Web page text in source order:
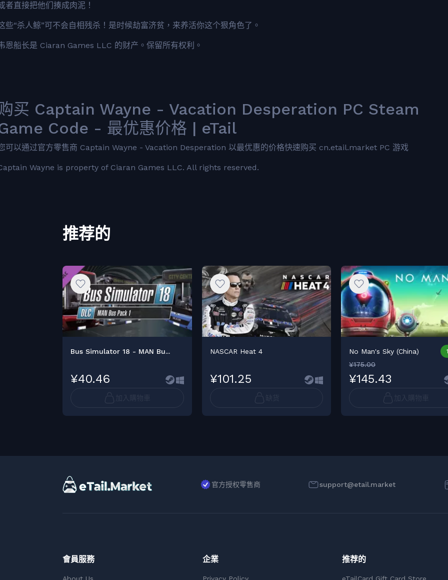
者直接把他们揍成肉泥！
些“杀人鲸”可不会自相残杀！是时候劫富济贫，来养活你这个狠角色了。
恩船长是 Ciaran Games LLC 的财产。保留所有权利。
买 Captain Wayne - Vacation Desperation PC Steam
Code - 最优惠价格 | eTail
可以通过官方零售商 Captain Wayne - Vacation Desperation 以最优惠的价格快速购买 cn.etail.market PC 游戏
Wayne is property of Ciaran Games LLC. All rights reserved.
推荐的
Bus Simulator 18 - MAN Bu...
¥40.46
加入購物車
NASCAR Heat 4
¥101.25
缺货
No Man's Sky (China)
¥175.00
¥145.43
加入購物車
官方授权零售商 support@etail.market
會員服務 企業 推荐的